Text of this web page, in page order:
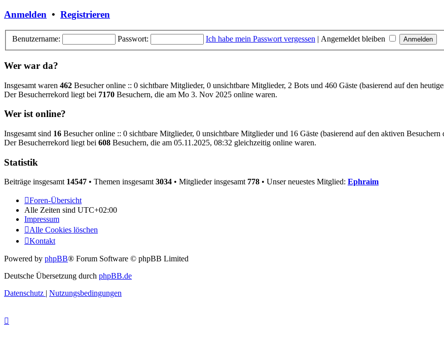
Anmelden • Registrieren
Benutzername: Passwort: Ich habe mein Passwort vergessen | Angemeldet bleiben
Wer war da?
Insgesamt waren 462 Besucher online :: 0 sichtbare Mitglieder, 0 unsichtbare Mitglieder, 2 Bots und 460 Gäste (basierend auf den
Der Besucherrekord liegt bei 7170 Besuchern, die am Mo 3. Nov 2025 online waren.
Wer ist online?
Insgesamt sind 16 Besucher online :: 0 sichtbare Mitglieder, 0 unsichtbare Mitglieder und 16 Gäste (basierend auf den aktiven
Der Besucherrekord liegt bei 608 Besuchern, die am 05.11.2025, 08:32 gleichzeitig online waren.
Statistik
Beiträge insgesamt 14547 • Themen insgesamt3034 • Mitglieder insgesamt 778 • Unser neuestes Mitglied: Ephraim
Foren-Übersicht
Alle Zeiten sind UTC+02:00
Impressum
Alle Cookies löschen
Kontakt
Powered by phpBB® Forum Software © phpBB Limited
Deutsche Übersetzung durch phpBB.de
Datenschutz | Nutzungsbedingungen